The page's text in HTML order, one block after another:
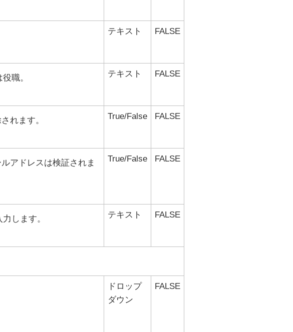
テキスト FALSE
職。 テキスト FALSE
れます。 True/False FALSE
アドレスは検証されま
True/False FALSE
します。 テキスト FALSE
ドロップ
ダウン
FALSE